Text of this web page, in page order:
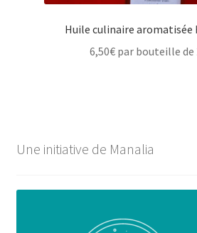
Huile culinaire aromatisée
6,50€ par bouteille de
Une initiative de Manalia